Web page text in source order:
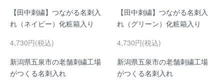
【田中刺繍】つながる名刺入
れ（ネイビー）化粧箱入り
4,730円(税込)
新潟県五泉市の老舗刺繍工場
がつくる名刺入れ
【田中刺繍】つながる名刺入
れ（グリーン）化粧箱入り
4,730円(税込)
新潟県五泉市の老舗刺繍工場
がつくる名刺入れ